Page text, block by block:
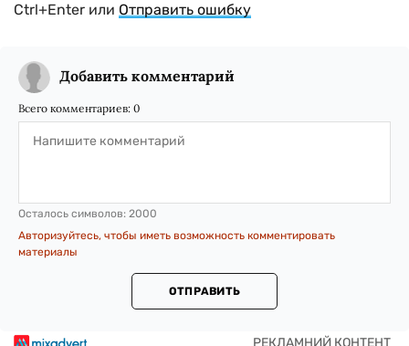
Ctrl+Enter или Отправить ошибку
Добавить комментарий
Всего комментариев: 0
Осталось символов: 2000
Авторизуйтесь, чтобы иметь возможность комментировать
материалы
ОТПРАВИТЬ